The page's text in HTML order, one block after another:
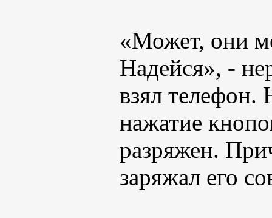
«Может, они
Надейся», -
взял телефон.
нажатие
разряжен.
заряжал его